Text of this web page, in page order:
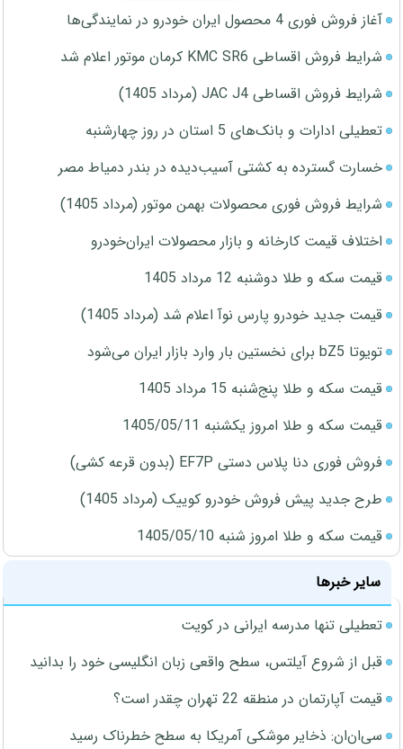
آغاز فروش فوری 4 محصول ایران خودرو در نمایندگی‌ها
شرایط فروش اقساطی KMC SR6 کرمان موتور اعلام شد
شرایط فروش اقساطی JAC J4 (مرداد 1405)
تعطیلی ادارات و بانک‌های 5 استان در روز چهارشنبه
خسارت گسترده به کشتی آسیب‌دیده در بندر دمیاط مصر
شرایط فروش فوری محصولات بهمن موتور (مرداد 1405)
اختلاف قیمت کارخانه و بازار محصولات ایران‌خودرو
قیمت سکه و طلا دوشنبه 12 مرداد 1405
قیمت جدید خودرو پارس نوآ اعلام شد (مرداد 1405)
تویوتا bZ5 برای نخستین بار وارد بازار ایران می‌شود
قیمت سکه و طلا پنج‌شنبه 15 مرداد 1405
قیمت سکه و طلا امروز یکشنبه 1405/05/11
فروش فوری دنا پلاس دستی EF7P (بدون قرعه کشی)
طرح جدید پیش فروش خودرو کوییک (مرداد 1405)
قیمت سکه و طلا امروز شنبه 1405/05/10
سایر خبرها
تعطیلی تنها مدرسه ایرانی در کویت
قبل از شروع آیلتس، سطح واقعی زبان انگلیسی خود را بدانید
قیمت آپارتمان در منطقه 22 تهران چقدر است؟
سی‌ان‌ان: ذخایر موشکی آمریکا به سطح خطرناک رسید